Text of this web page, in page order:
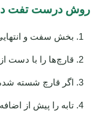
روش درست تفت
بخش سفت و
قارچ‌ها را با دست از
اگر قارچ شسته
تابه را پیش از